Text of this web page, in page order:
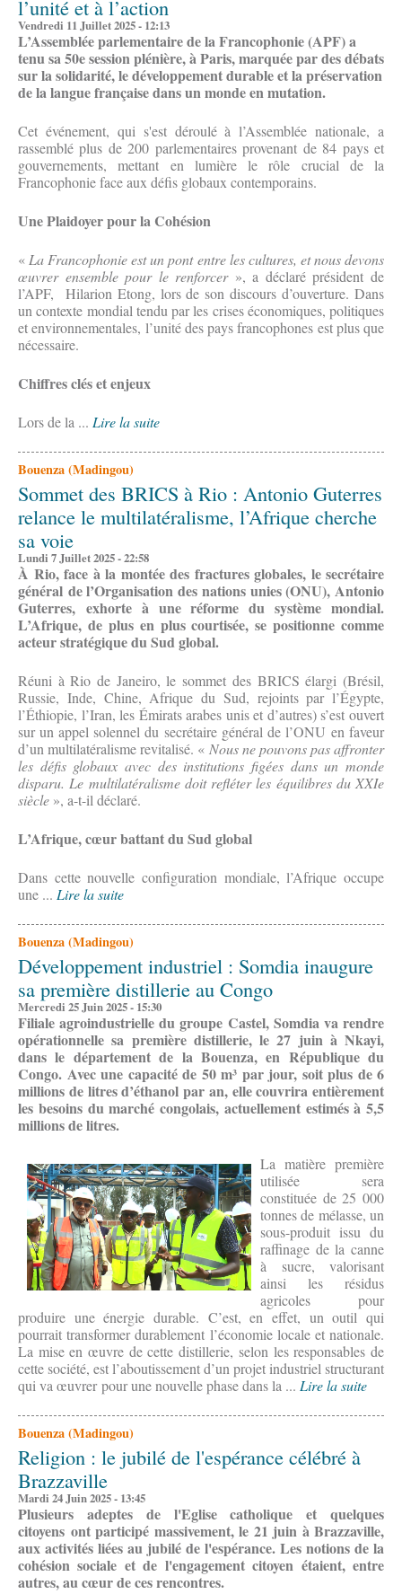
l’unité et à l’action
Vendredi 11 Juillet 2025 - 12:13
L’Assemblée parlementaire de la Francophonie (APF) a
tenu sa 50e session plénière, à Paris, marquée par des débats
sur la solidarité, le développement durable et la préservation
de la langue française dans un monde en mutation.
Cet événement, qui s'est déroulé à l’Assemblée nationale, a
rassemblé plus de 200 parlementaires provenant de 84 pays et
gouvernements, mettant en lumière le rôle crucial de la
Francophonie face aux défis globaux contemporains.
Une Plaidoyer pour la Cohésion
«La Francophonie est un pont entre les cultures, et nous devons
œuvrer ensemble pour le renforcer», a déclaré président de
l’APF, Hilarion Etong, lors de son discours d’ouverture. Dans
un contexte mondial tendu par les crises économiques, politiques
et environnementales, l’unité des pays francophones est plus que
nécessaire.
Chiffres clés et enjeux
Lors de la ... Lire la suite
Bouenza (Madingou)
Sommet des BRICS à Rio : Antonio Guterres
relance le multilatéralisme, l’Afrique cherche
sa voie
Lundi 7 Juillet 2025 - 22:58
À Rio, face à la montée des fractures globales, le secrétaire
général de l’Organisation des nations unies (ONU), Antonio
Guterres, exhorte à une réforme du système mondial.
L’Afrique, de plus en plus courtisée, se positionne comme
acteur stratégique du Sud global.
Réuni à Rio de Janeiro, le sommet des BRICS élargi (Brésil,
Russie, Inde, Chine, Afrique du Sud, rejoints par l’Égypte,
l’Éthiopie, l’Iran, les Émirats arabes unis et d’autres) s’est ouvert
sur un appel solennel du secrétaire général de l’ONU en faveur
d’un multilatéralisme revitalisé. « Nous ne pouvons pas affronter
les défis globaux avec des institutions figées dans un monde
disparu. Le multilatéralisme doit refléter les équilibres du XXIe
siècle », a-t-il déclaré.
L’Afrique, cœur battant du Sud global
Dans cette nouvelle configuration mondiale, l’Afrique occupe
une ... Lire la suite
Bouenza (Madingou)
Développement industriel : Somdia inaugure
sa première distillerie au Congo
Mercredi 25 Juin 2025 - 15:30
Filiale agroindustrielle du groupe Castel, Somdia va rendre
opérationnelle sa première distillerie, le 27 juin à Nkayi,
dans le département de la Bouenza, en République du
Congo. Avec une capacité de 50 m³ par jour, soit plus de 6
millions de litres d’éthanol par an, elle couvrira entièrement
les besoins du marché congolais, actuellement estimés à 5,5
millions de litres.
La matière première
utilisée sera
constituée de 25 000
tonnes de mélasse, un
sous-produit issu du
raffinage de la canne
à sucre, valorisant
ainsi les résidus
agricoles pour
produire une énergie durable. C’est, en effet, un outil qui
pourrait transformer durablement l’économie locale et nationale.
La mise en œuvre de cette distillerie, selon les responsables de
cette société, est l’aboutissement d’un projet industriel structurant
qui va œuvrer pour une nouvelle phase dans la ... Lire la suite
Bouenza (Madingou)
Religion : le jubilé de l'espérance célébré à
Brazzaville
Mardi 24 Juin 2025 - 13:45
Plusieurs adeptes de l'Eglise catholique et quelques
citoyens ont participé massivement, le 21 juin à Brazzaville,
aux activités liées au jubilé de l'espérance. Les notions de la
cohésion sociale et de l'engagement citoyen étaient, entre
autres, au cœur de ces rencontres.